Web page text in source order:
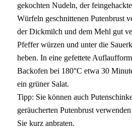
gekochten Nudeln, der
Würfeln geschnittenen Putenbrust
der Dickmilch und dem Mehl gut
Pfeffer würzen und unter die
heben. In eine gefettete
Backofen bei 180°C etwa 30
ein grüner Salat.
Tipp: Sie können auch
geräucherten Putenbrust
Sie kurz anbraten.